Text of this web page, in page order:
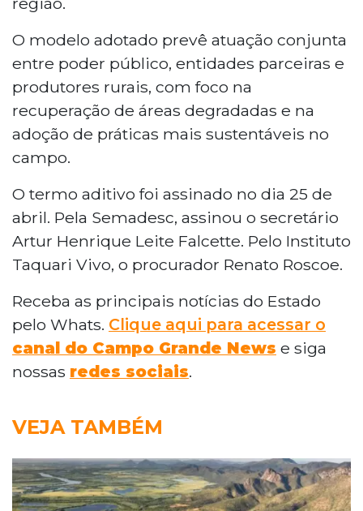
O modelo adotado prevê atuação conjunta
entre poder público, entidades parceiras e
produtores rurais, com foco na
recuperação de áreas degradadas e na
adoção de práticas mais sustentáveis no
campo.
O termo aditivo foi assinado no dia 25 de
abril. Pela Semadesc, assinou o secretário
Artur Henrique Leite Falcette. Pelo Instituto
Taquari Vivo, o procurador Renato Roscoe.
Receba as principais notícias do Estado
pelo Whats. Clique aqui para acessar o
canal do Campo Grande News e siga
nossas redes sociais.
VEJA TAMBÉM